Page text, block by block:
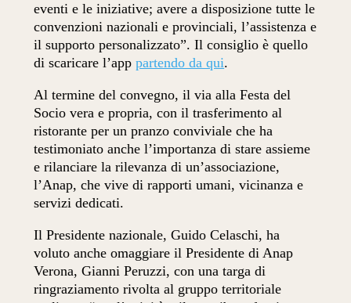
eventi e le iniziative; avere a disposizione tutte le
convenzioni nazionali e provinciali, l’assistenza e
il supporto personalizzato”. Il consiglio è quello
di scaricare l’apppartendo da qui.
Al termine del convegno, il via alla Festa del
Socio vera e propria, con il trasferimento al
ristorante per un pranzo conviviale che ha
testimoniato anche l’importanza di stare assieme
e rilanciare la rilevanza di un’associazione,
l’Anap, che vive di rapporti umani, vicinanza e
servizi dedicati.
Il Presidente nazionale, Guido Celaschi, ha
voluto anche omaggiare il Presidente di Anap
Verona, Gianni Peruzzi, con una targa di
ringraziamento rivolta al gruppo territoriale